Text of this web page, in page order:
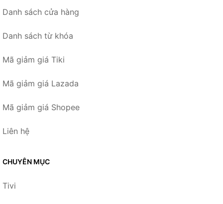
Danh sách cửa hàng
Danh sách từ khóa
Mã giảm giá Tiki
Mã giảm giá Lazada
Mã giảm giá Shopee
Liên hệ
CHUYÊN MỤC
Tivi